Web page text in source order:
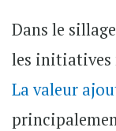
Dans le
les initiatives
La valeur